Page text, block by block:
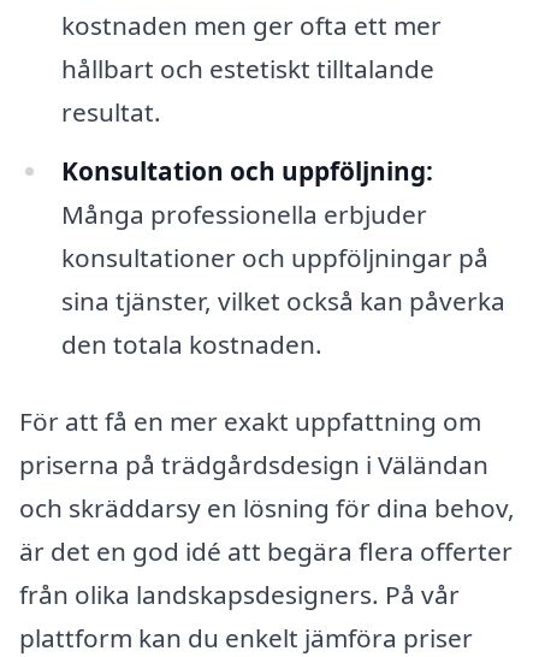
kostnaden men ger ofta ett mer
hållbart och estetiskt tilltalande
resultat.
Konsultation och uppföljning:
Många professionella erbjuder
konsultationer och uppföljningar på
sina tjänster, vilket också kan påverka
den totala kostnaden.
För att få en mer exakt uppfattning om
priserna på trädgårdsdesign i Väländan
och skräddarsy en lösning för dina behov,
är det en god idé att begära flera offerter
från olika landskapsdesigners. På vår
plattform kan du enkelt jämföra priser